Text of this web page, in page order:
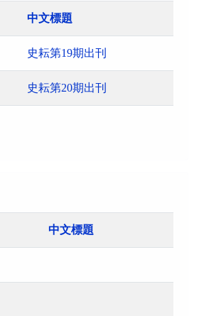
中文標題
史耘第19期出刊
史耘第20期出刊
中文標題